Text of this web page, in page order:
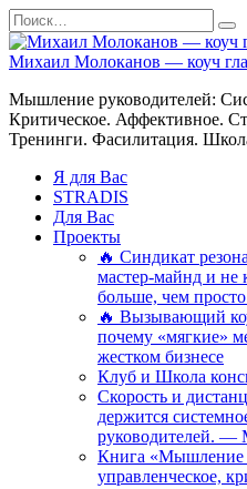
Перейти
к
содержанию
Search
for:
Михаил Молоканов — коуч
Мышление руководителей:
Критическое. Аффективное.
Тренинги. Фасилитация.
Я для Вас
STRADIS
Для Вас
Проекты
🔥 Синдикат
мастер-майнд и
больше, чем просто
🔥 Вызывающий
почему «мягкие»
жестком бизнесе
Клуб и Школа
Скорость и
держится
руководителей. —
Книга «Мышление
управленческое,